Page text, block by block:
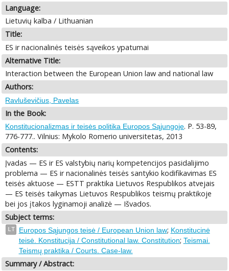
Language:
Lietuvių kalba / Lithuanian
Title:
ES ir nacionalinės teisės sąveikos ypatumai
Alternative Title:
Interaction between the European Union law and national law
Authors:
Ravluševičius, Pavelas
In the Book:
Konstitucionalizmas ir teisės politika Europos Sąjungoje. P. 53-89,
776-777.. Vilnius: Mykolo Romerio universitetas, 2013
Contents:
Įvadas — ES ir ES valstybių narių kompetencijos pasidalijimo
problema — ES ir nacionalinės teisės santykio kodifikavimas ES
teisės aktuose — ESTT praktika Lietuvos Respublikos atvejais
— ES teisės taikymas Lietuvos Respublikos teismų praktikoje
bei jos įtakos lyginamoji analizė — Išvados.
Subject terms:
LT Europos Sąjungos teisė / European Union law; Konstitucinė
teisė. Konstitucija / Constitutional law. Constitution; Teismai.
Teismų praktika / Courts. Case-law.
Summary / Abstract: